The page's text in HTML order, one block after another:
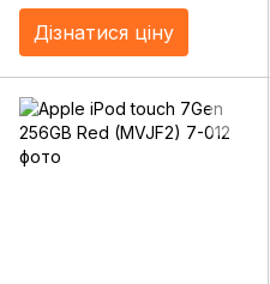
Дізнатися ціну